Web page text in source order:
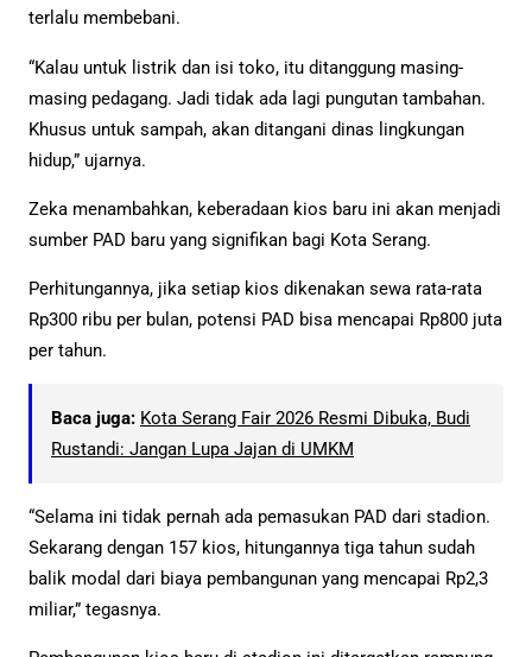
terlalu membebani.
“Kalau untuk listrik dan isi toko, itu ditanggung masing-
masing pedagang. Jadi tidak ada lagi pungutan tambahan.
Khusus untuk sampah, akan ditangani dinas lingkungan
hidup,” ujarnya.
Zeka menambahkan, keberadaan kios baru ini akan menjadi
sumber PAD baru yang signifikan bagi Kota Serang.
Perhitungannya, jika setiap kios dikenakan sewa rata-rata
Rp300 ribu per bulan, potensi PAD bisa mencapai Rp800 juta
per tahun.
Baca juga: Kota Serang Fair 2026 Resmi Dibuka, Budi
Rustandi: Jangan Lupa Jajan di UMKM
“Selama ini tidak pernah ada pemasukan PAD dari stadion.
Sekarang dengan 157 kios, hitungannya tiga tahun sudah
balik modal dari biaya pembangunan yang mencapai Rp2,3
miliar,” tegasnya.